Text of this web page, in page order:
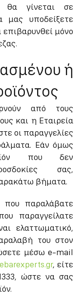
θα γίνεται σε
μας υποδείξετε
μόνο
ή
από τους
και η Εταιρεία
οι παραγγελίες
Εάν όμως
που δεν
σας,
βήματα.
παραλάβατε
παραγγείλατε
ελαττωματικό,
του στον
μέσω e-mail
, είτε
ώστε να σας